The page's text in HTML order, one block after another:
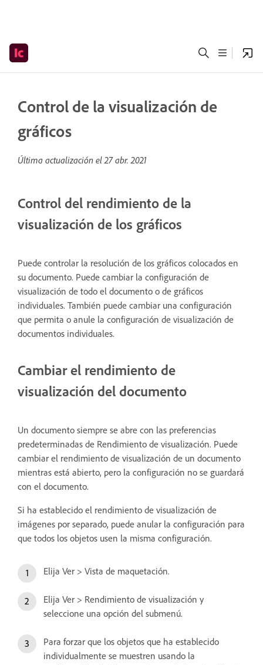
Control de la visualización de
gráficos
Última actualización el27 abr. 2021
Control del rendimiento de la
visualización de los gráficos
Puede controlar la resolución de los gráficos colocados en
su documento. Puede cambiar la configuración de
visualización de todo el documento o de gráficos
individuales. También puede cambiar una configuración
que permita o anule la configuración de visualización de
documentos individuales.
Cambiar el rendimiento de
visualización del documento
Un documento siempre se abre con las preferencias
predeterminadas de Rendimiento de visualización. Puede
cambiar el rendimiento de visualización de un documento
mientras está abierto, pero la configuración no se guardará
con el documento.
Si ha establecido el rendimiento de visualización de
imágenes por separado, puede anular la configuración para
que todos los objetos usen la misma configuración.
Elija Ver > Vista de maquetación.
Elija Ver > Rendimiento de visualización y
seleccione una opción del submenú.
Para forzar que los objetos que ha establecido
individualmente se muestren usando la